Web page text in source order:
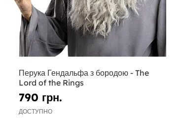
Перука Гендальфа з бородою - The
Lord of the Rings
790 грн.
ДОСТУПНО